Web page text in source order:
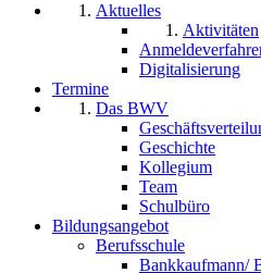
Aktuelles
Aktivitäten
Digitalisierung
Termine
Das BWV
Geschichte
Kollegium
Team
Schulbüro
Bildungsangebot
Berufsschule
Bankkaufmann/